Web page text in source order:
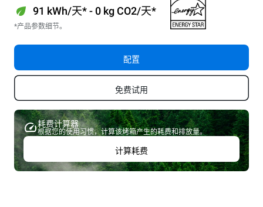
91 kWh/天* - 0 kg CO2/天*
*产品参数细节。
配置
免费试用
耗费计算器
根据您的使用习惯，计算该烤箱产生的耗费和排放量。
计算耗费